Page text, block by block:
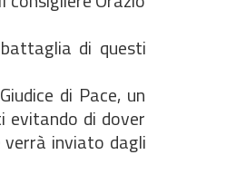
di questi
di Pace, un
evitando di dover
inviato dagli